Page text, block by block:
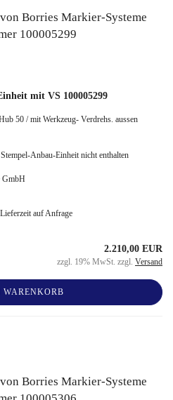
mit VS 100005299
50 / mit Werkzeug- Verdrehs. aussen
Anbau-Einheit nicht enthalten
GmbH
Lieferzeit auf Anfrage
2.210,00 EUR
zzgl. 19% MwSt. zzgl. Versand